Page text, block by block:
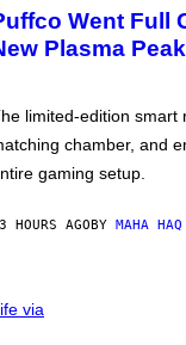
Went Full
Plasma
limited-edition smart
chamber, and
gaming setup.
HOURS AGO BY MAHA HAQ
via